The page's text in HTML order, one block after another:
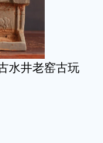
水井老窑古玩